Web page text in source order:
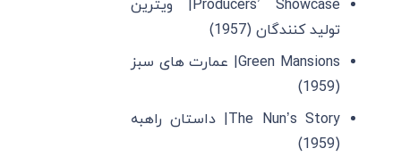
Producers’ Showcase| ویترین
تولید کنندگان (1957)
Green Mansions| عمارت ‌های سبز
(1959)
The Nun’s Story| داستان راهبه
(1959)